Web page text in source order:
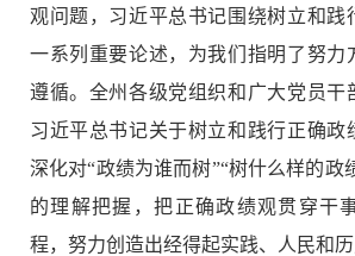
观问题，习近平总书记围绕树立和践
一系列重要论述，为我们指明了努力
遵循。全州各级党组织和广大党员干
习近平总书记关于树立和践行正确政
深化对“政绩为谁而树”“树什么样的政
的理解把握，把正确政绩观贯穿干
程，努力创造出经得起实践、人民和历